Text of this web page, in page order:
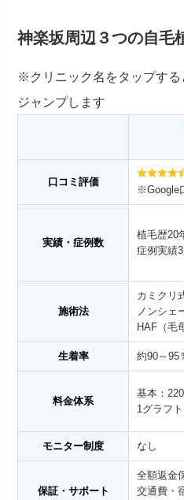
神楽坂周辺３つの自毛
※クリニック名をタップする
ジャンプします
口コミ評価
※Google
実績・症例数
植毛歴20
症例実績
施術法
カミクリ
ノンシェ
HAF（毛
生着率 約90～95
料金体系
基本：
1グラフ
モニター制度 なし
保証・サポート
全額返金
交通費・